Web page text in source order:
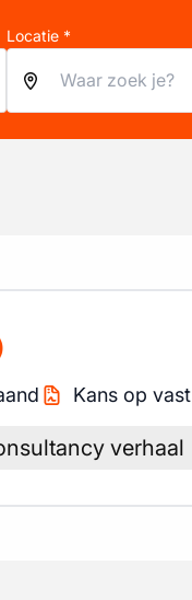
Locatie *
Kans op vast
verhaal